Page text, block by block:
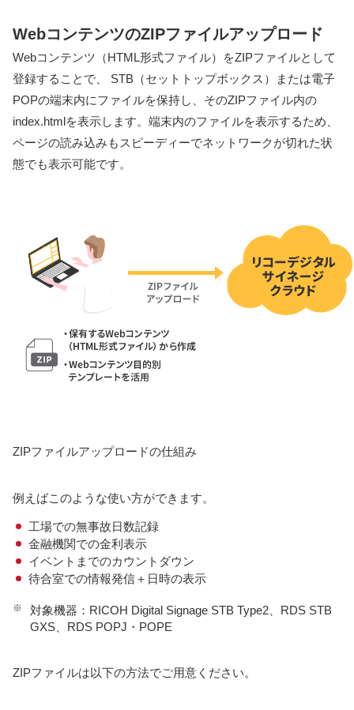
WebコンテンツのZIPファイルアップロード
Webコンテンツ（HTML形式ファイル）をZIPファイルとして
登録することで、 STB（セットトップボックス）または電子
POPの端末内にファイルを保持し、そのZIPファイル内の
index.htmlを表示します。端末内のファイルを表示するため、
ページの読み込みもスピーディーでネットワークが切れた状
態でも表示可能です。
ZIPファイルアップロードの仕組み
例えばこのような使い方ができます。
工場での無事故日数記録
金融機関での金利表示
イベントまでのカウントダウン
待合室での情報発信＋日時の表示
※
対象機器：RICOH Digital Signage STB Type2、RDS STB
GXS、RDS POPJ・POPE
ZIPファイルは以下の方法でご用意ください。